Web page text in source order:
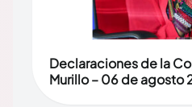
Declaraciones de la
Murillo – 06 de agosto